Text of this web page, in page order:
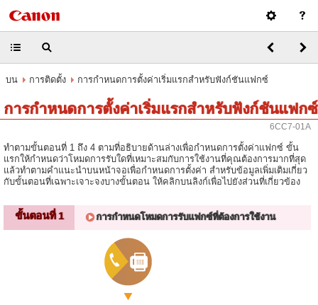
บน การติดตั้ง การกำหนดการตั้งค่าเริ่มแรกสำหรับฟังก์ชันแฟกซ์
การกำหนดการตั้งค่าเริ่มแรกสำหรับฟังก์ชันแฟกซ์
6CC7-01A
ทำตามขั้นตอนที่ 1 ถึง 4 ตามที่อธิบายด้านล่างเพื่อกำหนดการตั้งค่าแฟกซ์ ขั้น
แรกให้กำหนดว่าโหมดการรับใดที่เหมาะสมกับการใช้งานที่คุณต้องการมากที่สุด
แล้วทำตามคำแนะนำบนหน้าจอเพื่อกำหนดการตั้งค่า สำหรับข้อมูลเพิ่มเติมเกี่ยว
กับขั้นตอนที่เฉพาะเจาะจงบางขั้นตอน ให้คลิกบนลิงก์เพื่อไปยังส่วนที่เกี่ยวข้อง
ขั้นตอนที่ 1 การกำหนดโหมดการรับแฟกซ์ที่ต้องการใช้งาน